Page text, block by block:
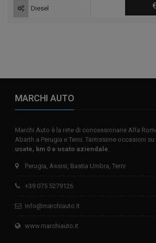
Diesel
MARCHI AUTO
Marchi Auto è la rete di concessionarie Alfa
Abarth a Perugia e Terni. Tantissime occasioni su
usate, km 0 e usato aziendale
Perugia, Assisi, Bastia Umbra, Terni
+39 075 5279126
info@marchiauto.it
www.marchiauto.it